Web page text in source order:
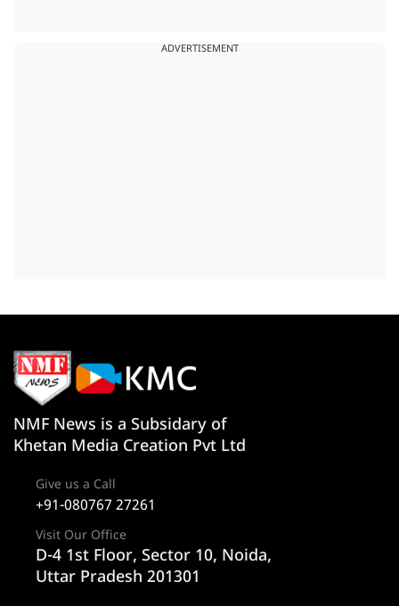
ADVERTISEMENT
NMF News is a Subsidary of
Khetan Media Creation Pvt Ltd
Give us a Call
+91-080767 27261
Visit Our Office
D-4 1st Floor, Sector 10, Noida,
Uttar Pradesh 201301